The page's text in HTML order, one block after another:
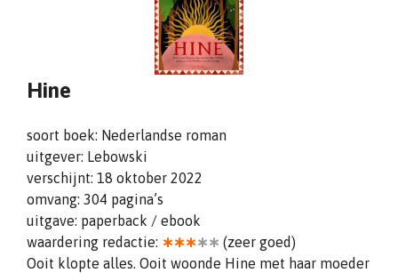
Hine
soort boek: Nederlandse roman
uitgever: Lebowski
verschijnt: 18 oktober 2022
omvang: 304 pagina’s
uitgave: paperback / ebook
waardering redactie: ∗∗∗∗∗ (zeer goed)
Ooit klopte alles. Ooit woonde Hine met haar moeder